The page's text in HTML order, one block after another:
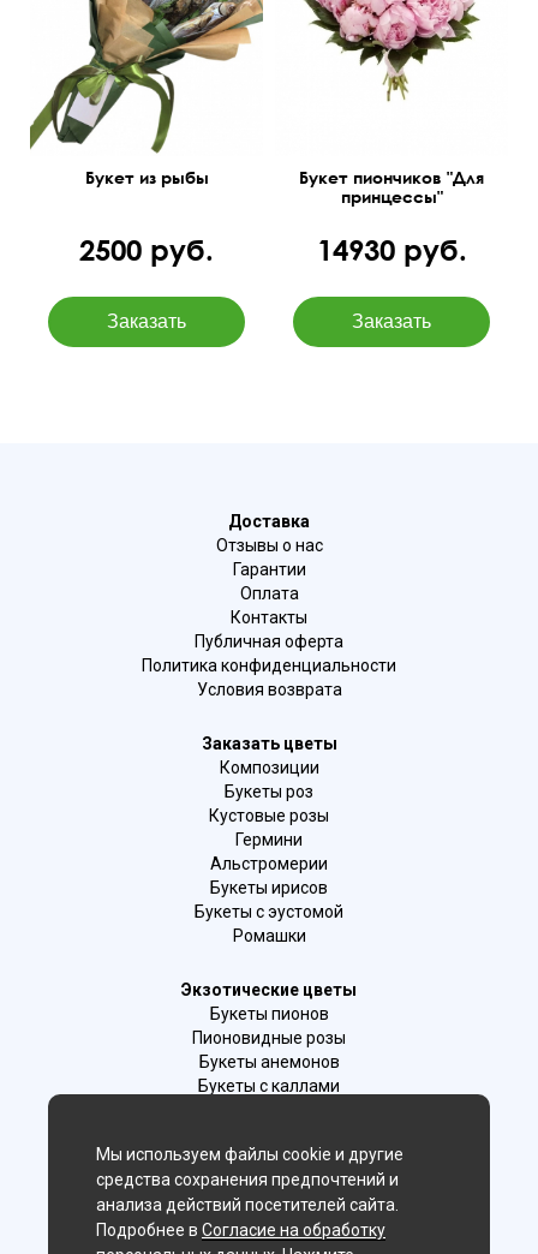
Букет из рыбы
2500 руб.
Букет пиончиков "Для
принцессы"
14930 руб.
Доставка
Отзывы о нас
Гарантии
Оплата
Контакты
Публичная оферта
Политика конфиденциальности
Условия возврата
Заказать цветы
Композиции
Букеты роз
Кустовые розы
Гермини
Альстромерии
Букеты ирисов
Букеты с эустомой
Ромашки
Экзотические цветы
Букеты пионов
Пионовидные розы
Букеты анемонов
Букеты с каллами
Лаванда
Гиацинты
Мы в соц. сетях:
Мы используем файлы cookie и другие
средства сохранения предпочтений и
анализа действий посетителей сайта.
Подробнее в Согласие на обработку